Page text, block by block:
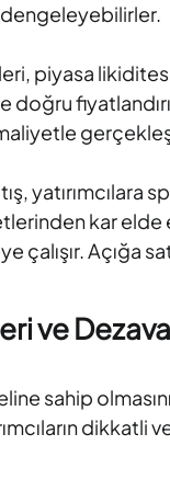
dengeleyebilirler.
piyasa
yatırımcılara
kar
çalışır. Açığa
ve
sahip
dikkatli